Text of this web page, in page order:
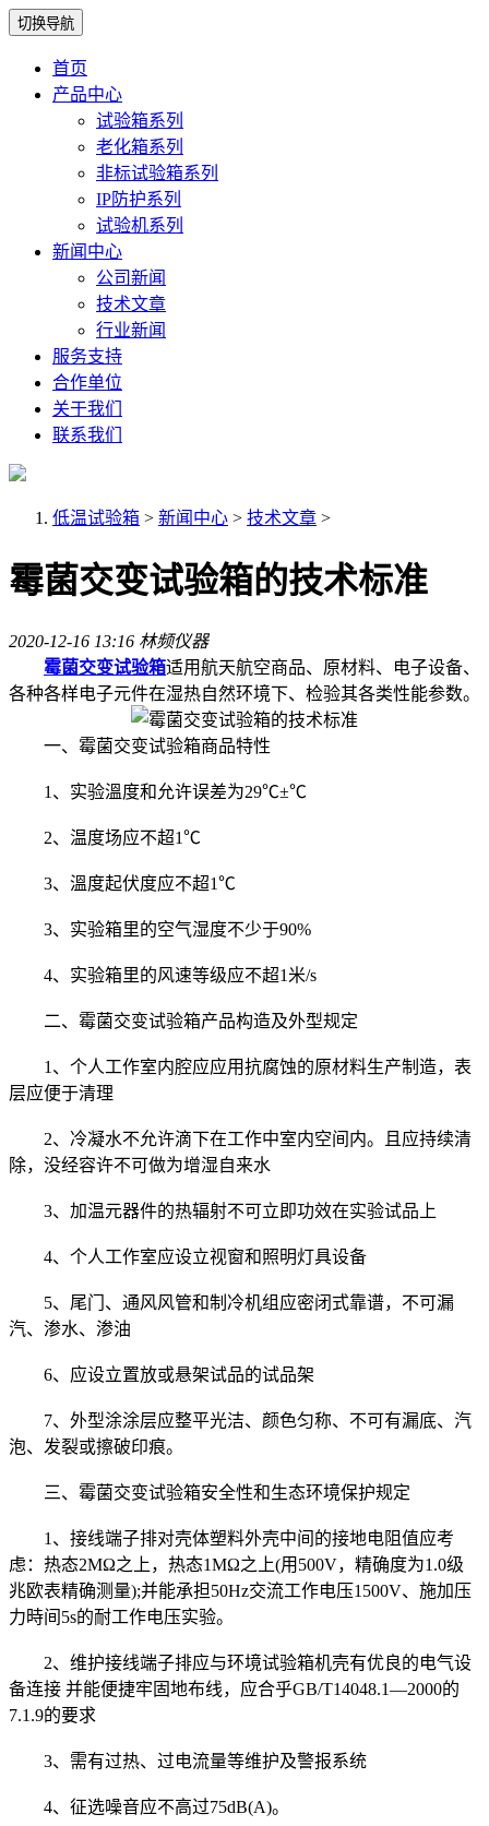
切换导航
首页
产品中心
试验箱系列
老化箱系列
非标试验箱系列
IP防护系列
试验机系列
新闻中心
公司新闻
技术文章
行业新闻
服务支持
合作单位
关于我们
联系我们
低温试验箱 > 新闻中心 > 技术文章 >
霉菌交变试验箱的技术标准
2020-12-16 13:16 林频仪器
霉菌交变试验箱适用航天航空商品、原材料、电子设备、
各种各样电子元件在湿热自然环境下、检验其各类性能参数。
一、霉菌交变试验箱商品特性
1、实验溫度和允许误差为29℃±℃
2、温度场应不超1℃
3、溫度起伏度应不超1℃
3、实验箱里的空气湿度不少于90%
4、实验箱里的风速等级应不超1米/s
二、霉菌交变试验箱产品构造及外型规定
1、个人工作室内腔应应用抗腐蚀的原材料生产制造，表
层应便于清理
2、冷凝水不允许滴下在工作中室内空间内。且应持续清
除，没经容许不可做为增湿自来水
3、加温元器件的热辐射不可立即功效在实验试品上
4、个人工作室应设立视窗和照明灯具设备
5、尾门、通风风管和制冷机组应密闭式靠谱，不可漏
汽、渗水、渗油
6、应设立置放或悬架试品的试品架
7、外型涂涂层应整平光洁、颜色匀称、不可有漏底、汽
泡、发裂或擦破印痕。
三、霉菌交变试验箱安全性和生态环境保护规定
1、接线端子排对壳体塑料外壳中间的接地电阻值应考
虑：热态2MΩ之上，热态1MΩ之上(用500V，精确度为1.0级
兆欧表精确测量);并能承担50Hz交流工作电压1500V、施加压
力時间5s的耐工作电压实验。
2、维护接线端子排应与环境试验箱机壳有优良的电气设
备连接 并能便捷牢固地布线，应合乎GB/T14048.1—2000的
7.1.9的要求
3、需有过热、过电流量等维护及警报系统
4、征选噪音应不高过75dB(A)。